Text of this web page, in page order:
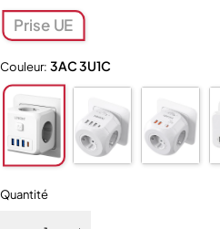
Prise UE
Couleur: 3AC 3U1C
Quantité